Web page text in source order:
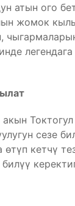
атын ого
жомок
акын
сезе
кетчү